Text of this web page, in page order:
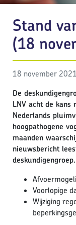
Stand
(18
18 november 2021
De
LNV acht de kans
Nederlands
hoogpathogene
maanden
nieuwsbericht
Voorlopige
Wijziging